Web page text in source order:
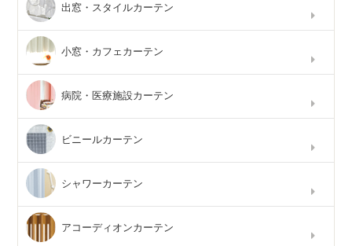
出窓・スタイルカーテン
小窓・カフェカーテン
病院・医療施設カーテン
ビニールカーテン
シャワーカーテン
アコーディオンカーテン